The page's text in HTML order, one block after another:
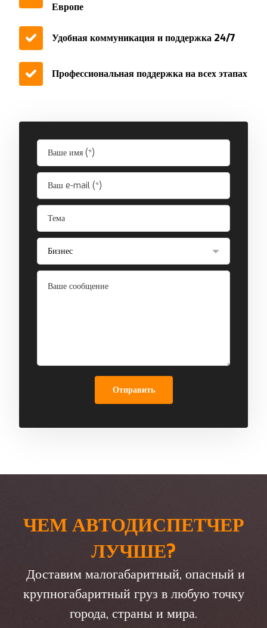
Европе
Удобная коммуникация и поддержка 24/7
Профессиональная поддержка на всех этапах
Отправить
ЧЕМ АВТОДИСПЕТЧЕР
ЛУЧШЕ?
Доставим малогабаритный, опасный и
крупногабаритный груз в любую точку
города, страны и мира.